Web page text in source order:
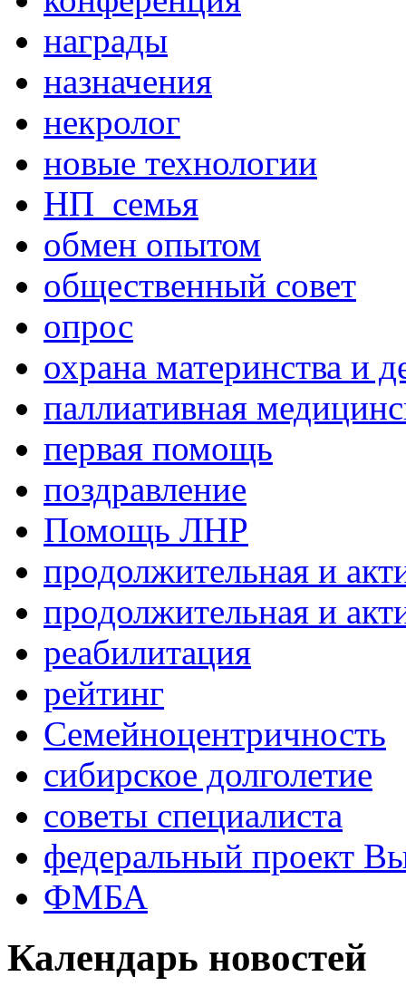
награды
назначения
некролог
новые технологии
НП_семья
обмен опытом
общественный совет
опрос
охрана материнства и
паллиативная
первая помощь
поздравление
Помощь ЛНР
продолжительная и
продолжительная и
реабилитация
рейтинг
Семейноцентричность
сибирское долголетие
советы специалиста
федеральный проект
ФМБА
Календарь новостей